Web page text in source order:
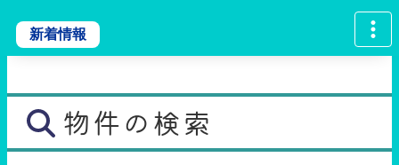
新着情報
物件の検索